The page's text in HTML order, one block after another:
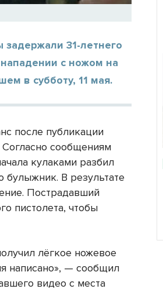
31-летнего
с ножом на
в субботу, 11 мая.
после публикации
сообщениям
кулаками разбил
булыжник. В результате
Пострадавший
пистолета, чтобы
лёгкое ножевое
написано», — сообщил
видео с места